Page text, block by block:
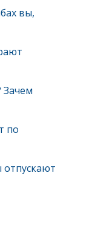
вы,
Зачем
по
отпускают